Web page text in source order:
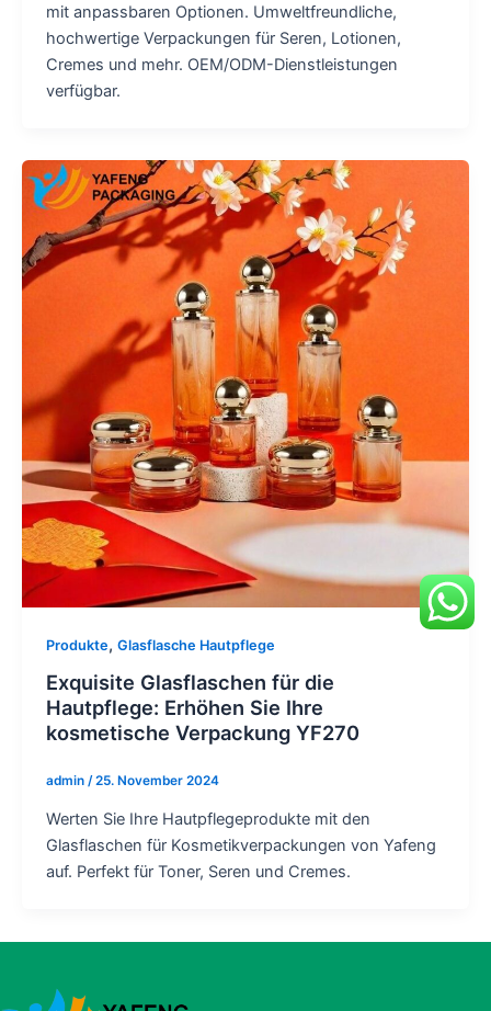
mit anpassbaren Optionen. Umweltfreundliche,
hochwertige Verpackungen für Seren, Lotionen,
Cremes und mehr. OEM/ODM-Dienstleistungen
verfügbar.
Produkte, Glasflasche Hautpflege
Exquisite Glasflaschen für die
Hautpflege: Erhöhen Sie Ihre
kosmetische Verpackung YF270
admin /25. November 2024
Werten Sie Ihre Hautpflegeprodukte mit den
Glasflaschen für Kosmetikverpackungen von Yafeng
auf. Perfekt für Toner, Seren und Cremes.